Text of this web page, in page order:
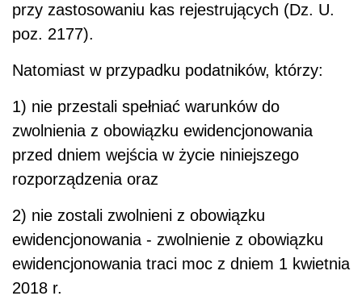
przy zastosowaniu kas rejestrujących (Dz. U.
poz. 2177).
Natomiast w przypadku podatników, którzy:
1) nie przestali spełniać warunków do
zwolnienia z obowiązku ewidencjonowania
przed dniem wejścia w życie niniejszego
rozporządzenia oraz
2) nie zostali zwolnieni z obowiązku
ewidencjonowania - zwolnienie z obowiązku
ewidencjonowania traci moc z dniem 1 kwietnia
2018 r.